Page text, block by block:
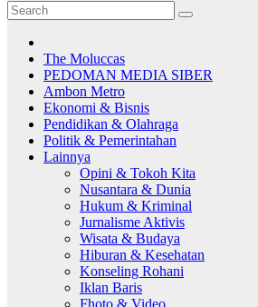
The Moluccas
PEDOMAN MEDIA SIBER
Ambon Metro
Ekonomi & Bisnis
Pendidikan & Olahraga
Politik & Pemerintahan
Lainnya
Opini & Tokoh Kita
Nusantara & Dunia
Hukum & Kriminal
Jurnalisme Aktivis
Wisata & Budaya
Hiburan & Kesehatan
Konseling Rohani
Iklan Baris
Fhoto & Video